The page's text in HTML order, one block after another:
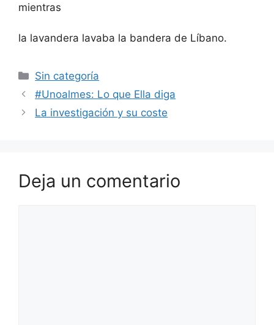
mientras
la lavandera lavaba la bandera de Líbano.
Categorías
Sin categoría
#Unoalmes: Lo que Ella diga
La investigación y su coste
Deja un comentario